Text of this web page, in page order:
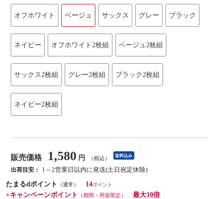
オフホワイト ベージュ サックス グレー ブラック
ネイビー オフホワイト2枚組 ベージュ2枚組
サックス2枚組 グレー2枚組 ブラック2枚組
ネイビー2枚組
販売価格 1,580 円 （税込） 送料込み
出荷目安：
1～2営業日以内に発送(土日祝定休除)
たまるdポイント
（通常）
14
+キャンペーンポイント
（期間・用途限定）
最大10倍